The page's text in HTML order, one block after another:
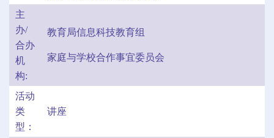
主
办/
合办
机
构:
教育局信息科技教育组
家庭与学校合作事宜委员会
活动
类
型：
讲座